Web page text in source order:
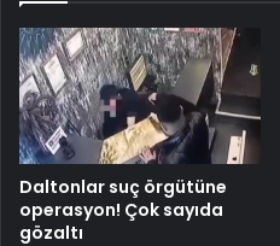
Daltonlar suç örgütüne
operasyon! Çok sayıda
gözaltı